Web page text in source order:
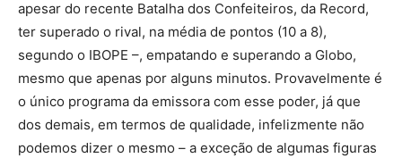
apesar do recente Batalha dos Confeiteiros, da Record,
ter superado o rival, na média de pontos (10 a 8),
segundo o IBOPE –, empatando e superando a Globo,
mesmo que apenas por alguns minutos. Provavelmente é
o único programa da emissora com esse poder, já que
dos demais, em termos de qualidade, infelizmente não
podemos dizer o mesmo – a exceção de algumas figuras